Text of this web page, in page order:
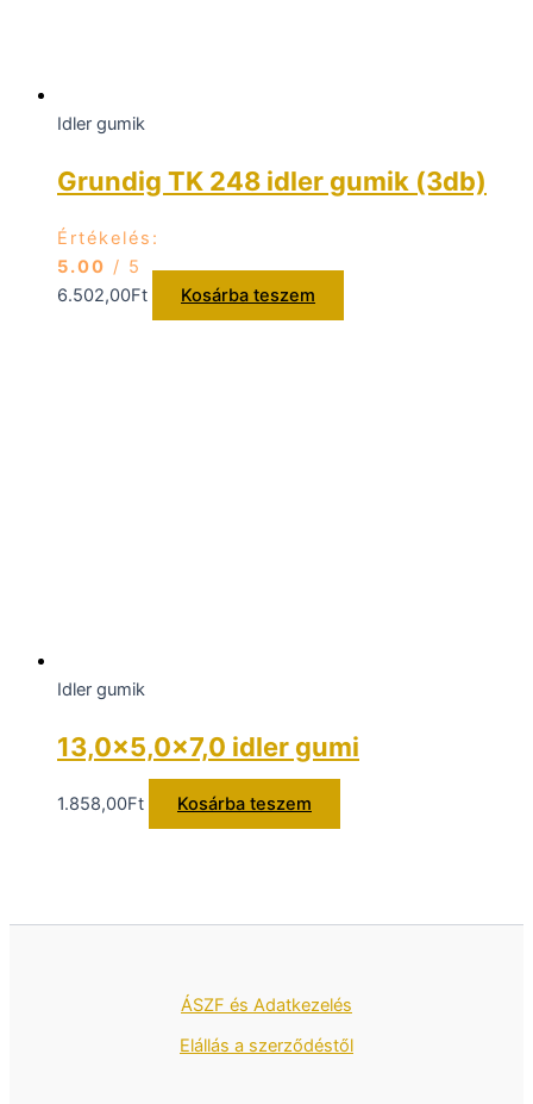
Idler gumik
Grundig TK 248 idler gumik (3db)
Értékelés:
5.00 / 5
6.502,00Ft Kosárba teszem
Idler gumik
13,0×5,0x7,0 idler gumi
1.858,00Ft Kosárba teszem
ÁSZF és Adatkezelés
Elállás a szerződéstől